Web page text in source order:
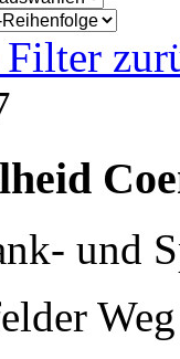
und